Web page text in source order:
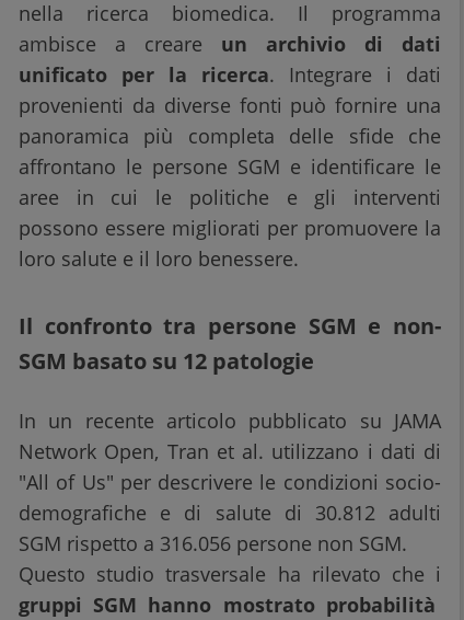
nella ricerca biomedica. Il programma
ambisce a creare un archivio di dati
unificato per la ricerca. Integrare i dati
provenienti da diverse fonti può fornire una
panoramica più completa delle sfide che
affrontano le persone SGM e identificare le
aree in cui le politiche e gli interventi
possono essere migliorati per promuovere la
loro salute e il loro benessere.
Il confronto tra persone SGM e non-
SGM basato su 12 patologie
In un recente articolo pubblicato su JAMA
Network Open, Tran et al. utilizzano i dati di
"All of Us" per descrivere le condizioni socio-
demografiche e di salute di 30.812 adulti
SGM rispetto a 316.056 persone non SGM.
Questo studio trasversale ha rilevato che i
gruppi SGM hanno mostrato probabilità